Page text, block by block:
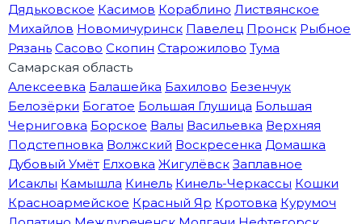
Дядьковское Касимов Кораблино Листвянское
Михайлов Новомичуринск Павелец Пронск Рыбное
Рязань Сасово Скопин Старожилово Тума
Самарская область
Алексеевка Балашейка Бахилово Безенчук
Белозёрки Богатое Большая Глушица Большая
Черниговка Борское Валы Васильевка Верхняя
Подстепновка Волжский Воскресенка Домашка
Дубовый Умёт Елховка Жигулёвск Заплавное
Исаклы Камышла Кинель Кинель-Черкассы Кошки
Красноармейское Красный Яр Кротовка Курумоч